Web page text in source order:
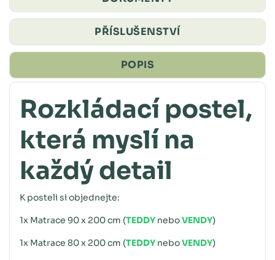
PŘÍSLUŠENSTVÍ
POPIS
Rozkládací postel,
která myslí na
každý detail
K posteli si objednejte:
1x Matrace 90 x 200 cm (TEDDY neboVENDY)
1x Matrace 80 x 200 cm (TEDDY neboVENDY)